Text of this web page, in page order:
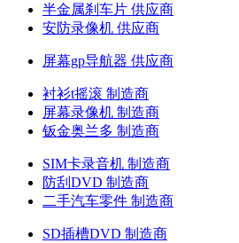
半金属刹车片 供应商
安防录像机 供应商
屏幕gp导航器 供应商
衬衫t摇滚 制造商
屏幕录像机 制造商
钣金奥兰多 制造商
SIM卡录音机 制造商
防刮DVD 制造商
二手汽车零件 制造商
SD插槽DVD 制造商